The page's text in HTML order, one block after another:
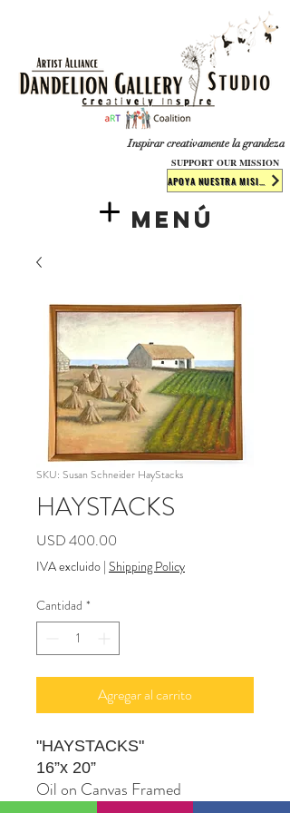
​​​Inspirar creativamente la grandeza
Menú
SUPPORT OUR MISSION
SKU: Susan Schneider HayStacks
HAYSTACKS
USD 400.00
IVA excluido | Shipping Policy
Cantidad *
Agregar al carrito
"HAYSTACKS"
16”x 20”
Oil on Canvas Framed